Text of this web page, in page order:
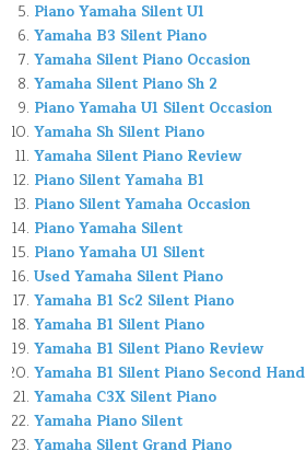
Piano Yamaha Silent U1
Yamaha B3 Silent Piano
Yamaha Silent Piano Occasion
Yamaha Silent Piano Sh 2
Piano Yamaha U1 Silent Occasion
Yamaha Sh Silent Piano
Yamaha Silent Piano Review
Piano Silent Yamaha B1
Piano Silent Yamaha Occasion
Piano Yamaha Silent
Piano Yamaha U1 Silent
Used Yamaha Silent Piano
Yamaha B1 Sc2 Silent Piano
Yamaha B1 Silent Piano
Yamaha B1 Silent Piano Review
Yamaha B1 Silent Piano Second Hand
Yamaha C3X Silent Piano
Yamaha Piano Silent
Yamaha Silent Grand Piano